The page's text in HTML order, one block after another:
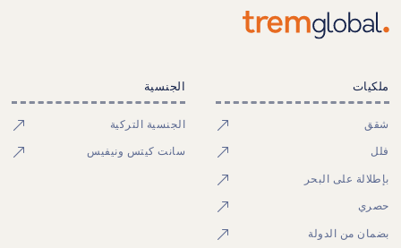
ملكيات
شقق
فلل
بإطلالة على البحر
حصري
بضمان من الدولة
الجنسية
الجنسية التركية
سانت كيتس ونيفيس